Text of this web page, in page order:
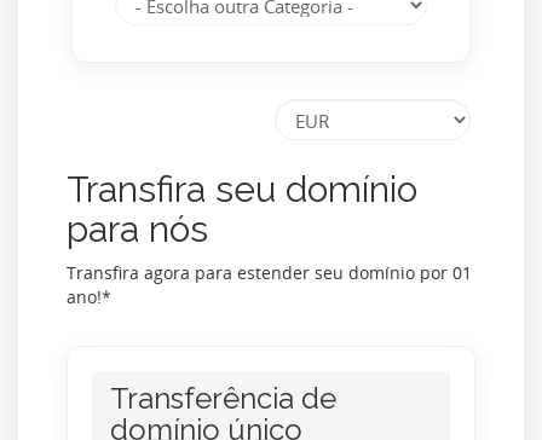
Transfira seu domínio
para nós
Transfira agora para estender seu domínio por 01
ano!*
Transferência de
domínio único